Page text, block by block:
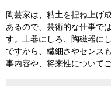
陶芸家は、粘土を捏ね上げ
あるので、芸術的な仕事で
す。土器にしろ、陶磁器に
ですから、繊細さやセンス
事内容や、将来性について